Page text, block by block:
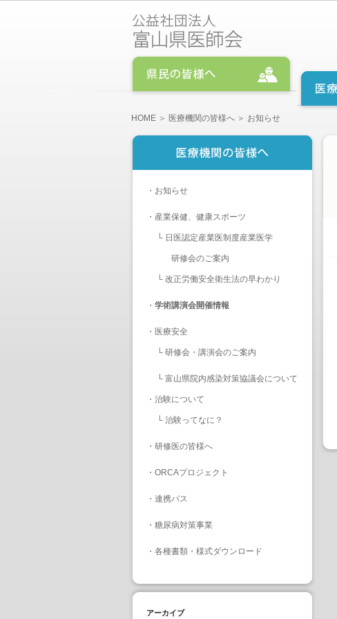
HOME ＞ 医療機関の皆様へ ＞ お知らせ
・ お知らせ
・ 産業保健、健康スポーツ
└ 日医認定産業医制度産業医学
研修会のご案内
└ 改正労働安全衛生法の早わかり
・ 学術講演会開催情報
・ 医療安全
└ 研修会・講演会のご案内
└ 富山県院内感染対策協議会について
・ 治験について
└ 治験ってなに？
・ 研修医の皆様へ
・ ORCAプロジェクト
・ 連携パス
・ 糖尿病対策事業
・ 各種書類・様式ダウンロード
アーカイブ